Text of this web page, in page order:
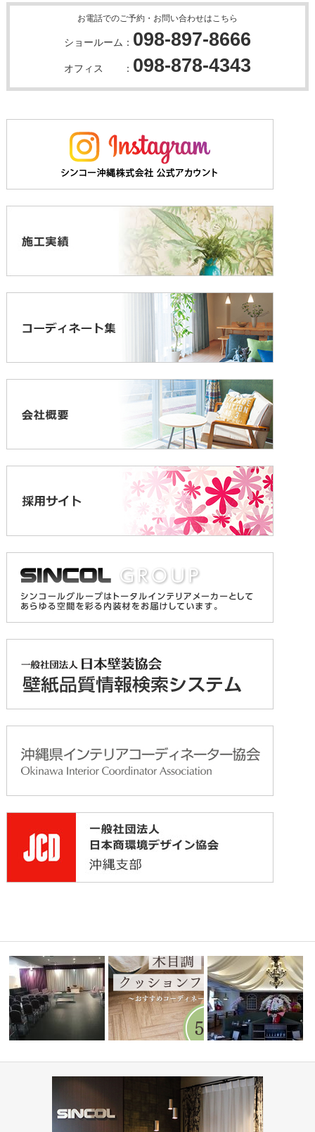
お電話でのご予約・お問い合わせはこちら
ショールーム： 098-897-8666
オフィス ： 098-878-4343
葬祭ホール いなんせ会館
水まわりで人気！木目調クッシ
ョンフロア5…
PIZZA HOUSE新本店